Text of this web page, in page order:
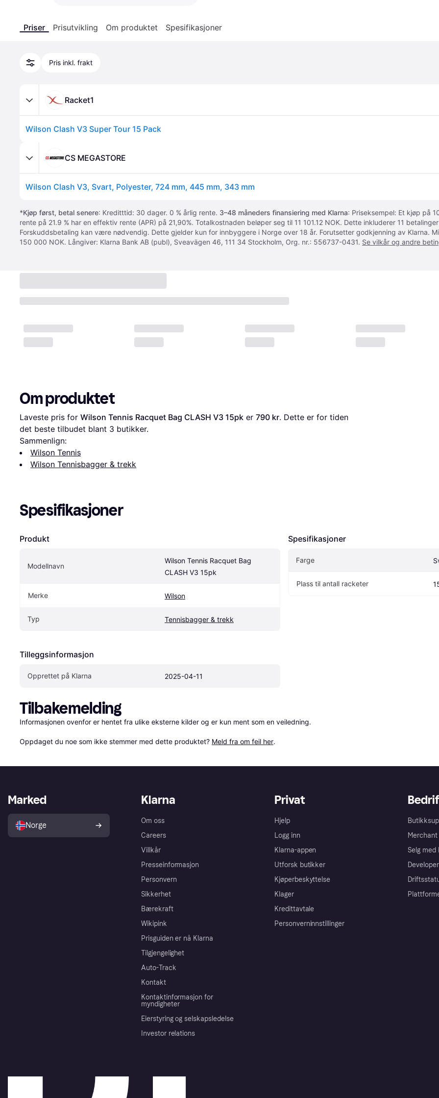
Priser Prisutvikling Om produktet Spesifikasjoner
Pris inkl. frakt
Racket1
Wilson Clash V3 Super Tour 15 Pack
CS MEGASTORE
Wilson Clash V3, Svart, Polyester, 724 mm, 445 mm, 343 mm
*Kjøp først, betal senere: Kreditttid: 30 dager. 0 % årlig rente. 3–48 måneders finansiering med Klarna: Priseksempel: Et kjøp på
rente på 21.9 % har en effektiv rente (APR) på 21,90%. Totalkostnaden beløper seg til 11 101.12 NOK. Dette inkluderer 11
Forskuddsbetaling kan være nødvendig. Dette gjelder kun for innbyggere i Norge over 18 år. Forutsetter godkjenning av Klarna.
150 000 NOK. Långiver: Klarna Bank AB (publ), Sveavägen 46, 111 34 Stockholm, Org. nr.: 556737-0431. Se vilkår og andre
Om produktet
Laveste pris for Wilson Tennis Racquet Bag CLASH V3 15pk er 790 kr. Dette er for tiden
det beste tilbudet blant 3 butikker.
Sammenlign:
Wilson Tennis
Wilson Tennisbagger & trekk
Spesifikasjoner
Produkt
Modellnavn
Wilson Tennis Racquet Bag
CLASH V3 15pk
Merke Wilson
Typ Tennisbagger & trekk
Tilleggsinformasjon
Opprettet på Klarna 2025-04-11
Spesifikasjoner
Farge
Plass til antall racketer
Tilbakemelding
Informasjonen ovenfor er hentet fra ulike eksterne kilder og er kun ment som en veiledning.
Oppdaget du noe som ikke stemmer med dette produktet? Meld fra om feil her.
Klarna
Om oss
Careers
Villkår
Presseinformasjon
Personvern
Sikkerhet
Bærekraft
Wikipink
Prisguiden er nå Klarna
Tilgjengelighet
Auto-Track
Kontakt
Kontaktinformasjon for
myndigheter
Eierstyring og selskapsledelse
Investor relations
Privat
Hjelp
Logg inn
Klarna-appen
Utforsk butikker
Kjøperbeskyttelse
Klager
Kredittavtale
Personverninnstillinger
Merchant
Selg med
Marked
Norge